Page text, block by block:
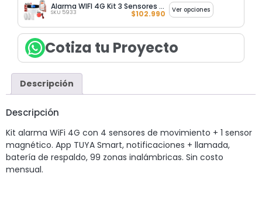
Alarma WIFI 4G Kit 3 Sensores Mag + 6 Sensores Mov
SKU 5933 $102.990 Ver opciones
Cotiza tu Proyecto
Descripción
Descripción
Kit alarma WiFi 4G con 4 sensores de movimiento + 1 sensor
magnético. App TUYA Smart, notificaciones + llamada,
batería de respaldo, 99 zonas inalámbricas. Sin costo
mensual.